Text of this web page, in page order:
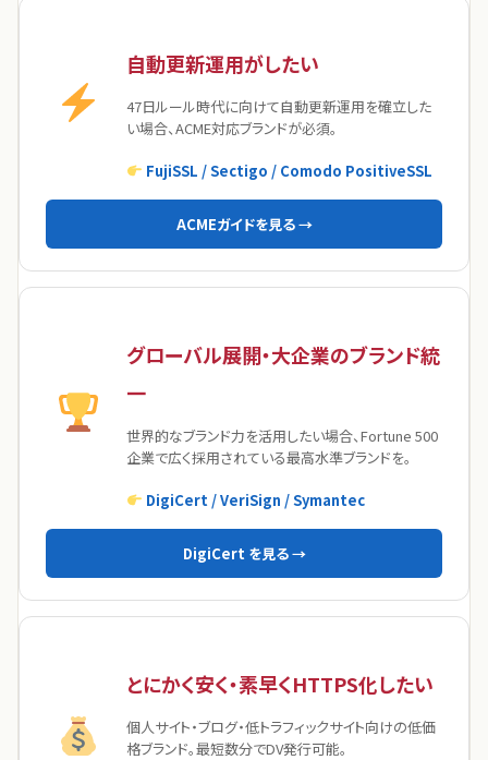
自動更新運用がしたい
47日ルール時代に向けて自動更新運用を確立した
い場合、ACME対応ブランドが必須。
FujiSSL / Sectigo / Comodo PositiveSSL
ACMEガイドを見る →
グローバル展開・大企業のブランド統
一
世界的なブランド力を活用したい場合、Fortune 500
企業で広く採用されている最高水準ブランドを。
DigiCert / VeriSign / Symantec
DigiCert を見る →
とにかく安く・素早くHTTPS化したい
個人サイト・ブログ・低トラフィックサイト向けの低価
格ブランド。最短数分でDV発行可能。